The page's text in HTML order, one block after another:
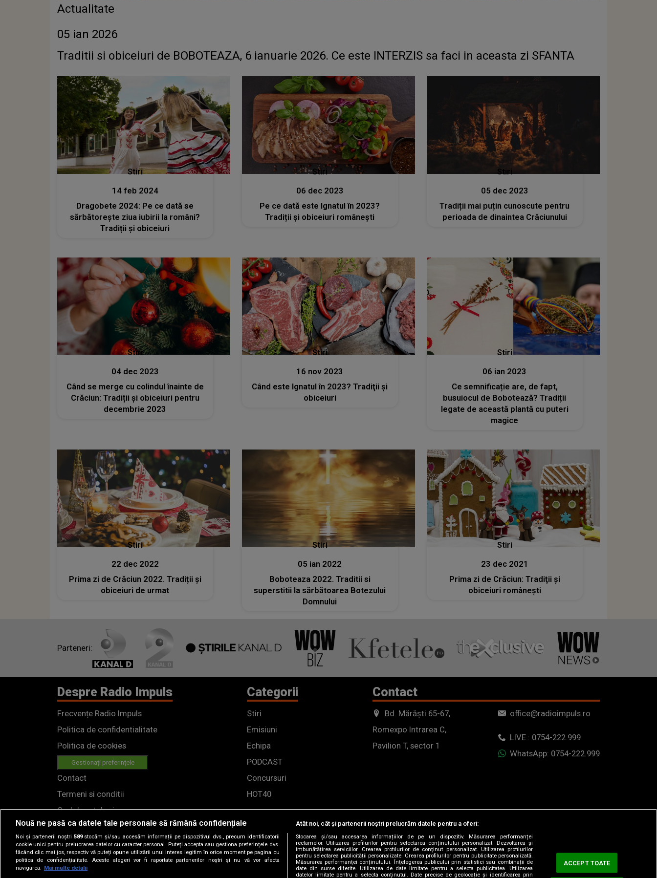
Actualitate
05 ian 2026
Traditii si obiceiuri de BOBOTEAZA, 6 ianuarie 2026. Ce este INTERZIS sa faci in aceasta zi SFANTA
Stiri
14 feb 2024
Dragobete 2024: Pe ce dată se
sărbătorește ziua iubirii la români?
Tradiții și obiceiuri
Stiri
06 dec 2023
Pe ce dată este Ignatul în 2023?
Tradiții și obiceiuri românești
Stiri
05 dec 2023
Tradiții mai puțin cunoscute pentru
perioada de dinaintea Crăciunului
Stiri
04 dec 2023
Când se merge cu colindul înainte de
Crăciun: Tradiții și obiceiuri pentru
decembrie 2023
Stiri
16 nov 2023
Când este Ignatul în 2023? Tradiţii şi
obiceiuri
Stiri
06 ian 2023
Ce semnificație are, de fapt,
busuiocul de Bobotează? Tradiții
legate de această plantă cu puteri
magice
Stiri
22 dec 2022
Prima zi de Crăciun 2022. Tradiții și
obiceiuri de urmat
Stiri
05 ian 2022
Boboteaza 2022. Traditii si
superstitii la sărbătoarea Botezului
Domnului
Stiri
23 dec 2021
Prima zi de Crăciun: Tradiţii şi
obiceiuri româneşti
Parteneri:
Despre Radio Impuls
Frecvențe Radio Impuls
Politica de confidentialitate
Politica de cookies
Gestionați preferințele
Contact
Termeni si conditii
Cod deontologic
Regulamente
Categorii
Stiri
Emisiuni
Echipa
PODCAST
Concursuri
HOT40
Contact
Bd. Mărăști 65-67,
Romexpo Intrarea C,
Pavilion T, sector 1
office@radioimpuls.ro
LIVE : 0754-222.999
WhatsApp: 0754-222.999
Nouă ne pasă ca datele tale personale să rămână confidențiale
Noi și partenerii noștri 589stocăm și/sau accesăm informații pe dispozitivul dvs., precum identificatorii
cookie unici pentru prelucrarea datelor cu caracter personal. Puteți accepta sau gestiona preferințele dvs.
făcând clic mai jos, respectiv vă puteți opune utilizării unui interes legitim în orice moment pe pagina cu
politica de confidențialitate. Aceste alegeri vor fi raportate partenerilor noștri și nu vă vor afecta
navigarea.
Mai multe detalii
Atât noi, cât și partenerii noștri prelucrăm datele pentru a oferi:
Stocarea și/sau accesarea informațiilor de pe un dispozitiv. Măsurarea performanței
reclamelor. Utilizarea profilurilor pentru selectarea conținutului personalizat. Dezvoltarea și
îmbunătățirea serviciilor. Crearea profilurilor de conținut personalizat. Utilizarea profilurilor
pentru selectarea publicității personalizate. Crearea profilurilor pentru publicitate personalizată.
Măsurarea performanței conținutului. Înțelegerea publicului prin statistici sau combinații de
date din surse diferite. Utilizarea de date limitate pentru a selecta publicitatea. Utilizarea
datelor limitate pentru a selecta conținutul. Date precise de geolocație și identificarea prin
ACCEPT TOATE